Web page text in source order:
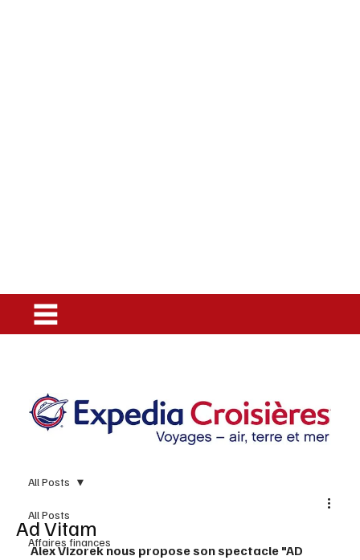
All Posts
Affaires finances
All Posts
Ad Vitam
Alex Vizorek nous propose son spectacle "AD